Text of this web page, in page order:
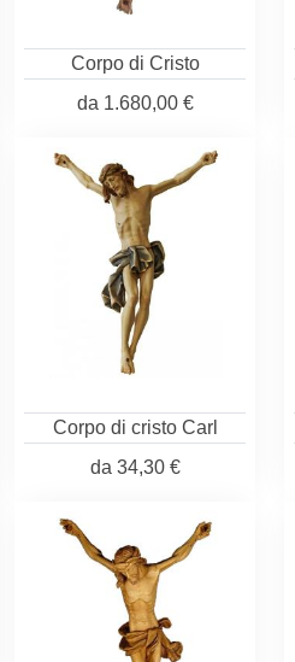
Corpo di Cristo
da 1.680,00 €
Corpo di cristo Carl
da 34,30 €